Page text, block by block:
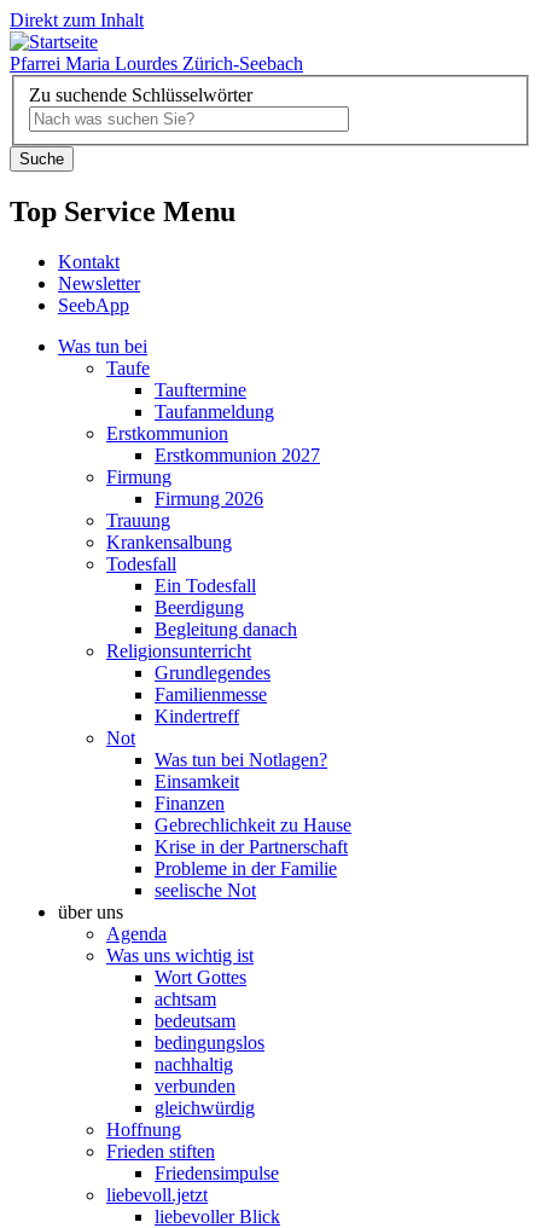
Direkt zum Inhalt
Pfarrei Maria Lourdes Zürich-Seebach
Zu suchende Schlüsselwörter
Top Service Menu
Kontakt
Newsletter
SeebApp
Was tun bei
Taufe
Tauftermine
Taufanmeldung
Erstkommunion
Erstkommunion 2027
Firmung
Firmung 2026
Trauung
Krankensalbung
Todesfall
Ein Todesfall
Beerdigung
Begleitung danach
Religionsunterricht
Grundlegendes
Familienmesse
Kindertreff
Not
Was tun bei Notlagen?
Einsamkeit
Finanzen
Gebrechlichkeit zu Hause
Krise in der Partnerschaft
Probleme in der Familie
seelische Not
über uns
Agenda
Was uns wichtig ist
Wort Gottes
achtsam
bedeutsam
bedingungslos
nachhaltig
verbunden
gleichwürdig
Hoffnung
Frieden stiften
Friedensimpulse
liebevoll.jetzt
liebevoller Blick